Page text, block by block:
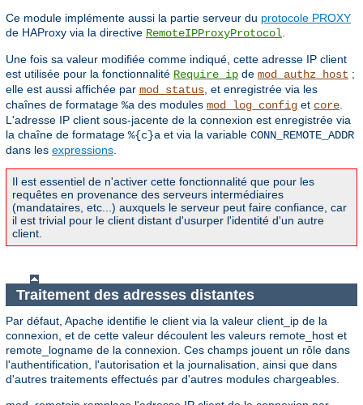
Ce module implémente aussi la partie serveur du protocole PROXY
de HAProxy via la directive RemoteIPProxyProtocol
Une fois sa valeur modifiée comme indiqué, cette adresse IP client
est utilisée pour la fonctionnalité Require ip de mod_authz_host ;
elle est aussi affichée par mod_status , et enregistrée via les
chaînes de formatage %a des modules mod_log_config et core
L'adresse IP client sous-jacente de la connexion est enregistrée via
la chaîne de formatage %{c}a et via la variable CONN_REMOTE_ADDR
dans les expressions
Il est essentiel de n'activer cette fonctionnalité que pour les
requêtes en provenance des serveurs intermédiaires
(mandataires, etc...) auxquels le serveur peut faire confiance, car
il est trivial pour le client distant d'usurper l'identité d'un autre
client.
Traitement des adresses distantes
Par défaut, Apache identifie le client via la valeur client_ip de la
connexion, et de cette valeur découlent les valeurs remote_host et
remote_logname de la connexion. Ces champs jouent un rôle dans
l'authentification, l'autorisation et la journalisation, ainsi que dans
d'autres traitements effectués par d'autres modules chargeables.